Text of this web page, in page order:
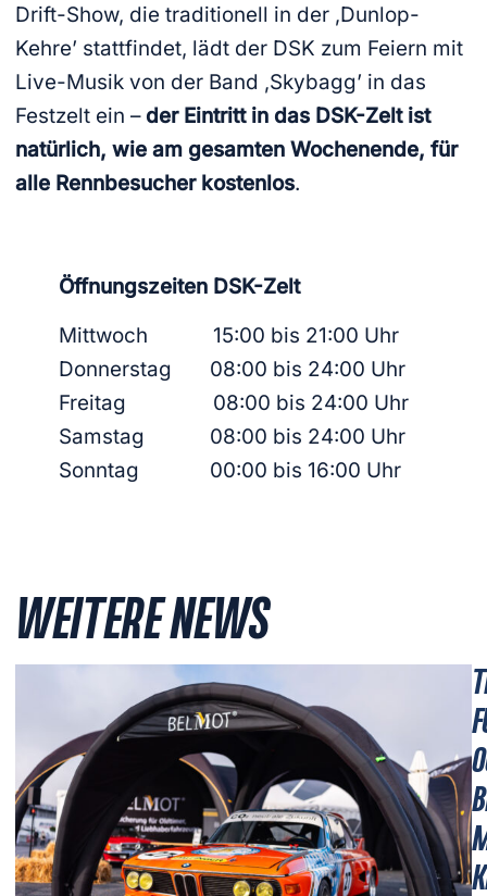
Drift-Show, die traditionell in der ‚Dunlop-
Kehre’ stattfindet, lädt der DSK zum Feiern mit
Live-Musik von der Band ‚Skybagg’ in das
Festzelt ein – der Eintritt in das DSK-Zelt ist
natürlich, wie am gesamten Wochenende, für
alle Rennbesucher kostenlos.
Öffnungszeiten DSK-Zelt
Mittwoch 15:00 bis 21:00 Uhr
Donnerstag 08:00 bis 24:00 Uhr
Freitag 08:00 bis 24:00 Uhr
Samstag 08:00 bis 24:00 Uhr
Sonntag 00:00 bis 16:00 Uhr
WEITERE NEWS